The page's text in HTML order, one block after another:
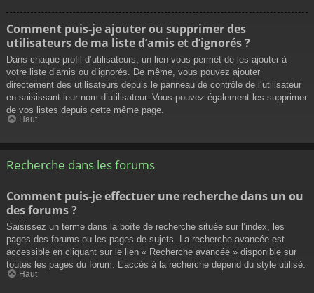
Comment puis-je ajouter ou supprimer des
utilisateurs de ma liste d’amis et d’ignorés ?
Dans chaque profil d’utilisateurs, un lien vous permet de les ajouter à
votre liste d’amis ou d’ignorés. De même, vous pouvez ajouter
directement des utilisateurs depuis le panneau de contrôle de l’utilisateur
en saisissant leur nom d’utilisateur. Vous pouvez également les supprimer
de vos listes depuis cette même page.
Haut
Recherche dans les forums
Comment puis-je effectuer une recherche dans un ou
des forums ?
Saisissez un terme dans la boîte de recherche située sur l’index, les
pages des forums ou les pages de sujets. La recherche avancée est
accessible en cliquant sur le lien « Recherche avancée » disponible sur
toutes les pages du forum. L’accès à la recherche dépend du style utilisé.
Haut